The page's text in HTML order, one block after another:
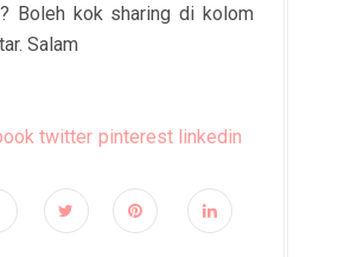
Boleh kok sharing di kolom
Salam
twitter pinterest linkedin